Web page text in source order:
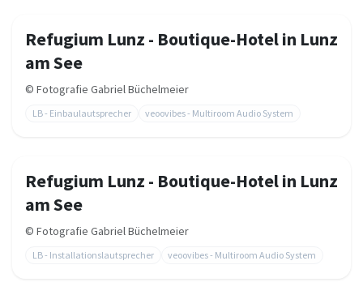
Refugium Lunz - Boutique-Hotel in Lunz
am See
© Fotografie Gabriel Büchelmeier
LB - Einbaulautsprecher veoovibes - Multiroom Audio System
Refugium Lunz - Boutique-Hotel in Lunz
am See
© Fotografie Gabriel Büchelmeier
LB - Installationslautsprecher veoovibes - Multiroom Audio System